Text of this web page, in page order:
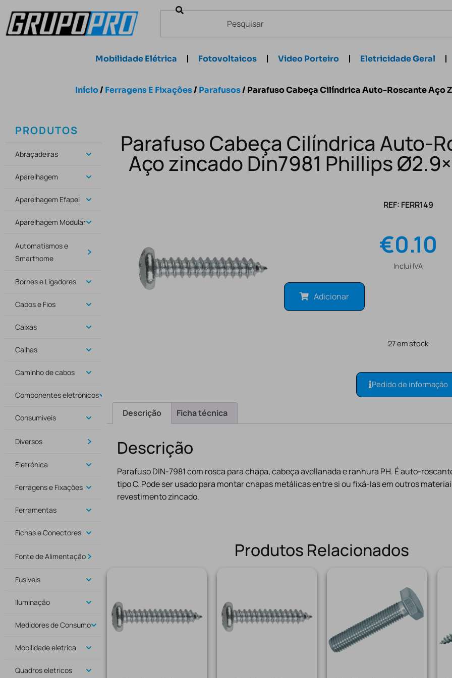
Mobilidade Elétrica Fotovoltaicos Video Porteiro Eletricidade Geral
Início/ Ferragens E Fixações/ Parafusos/ Parafuso Cabeça Cilíndrica Auto-Roscante Aço
PRODUTOS
Abraçadeiras
Aparelhagem
Aparelhagem Efapel
Aparelhagem Modular
Automatismos e
Smarthome
Bornes e Ligadores
Cabos e Fios
Caixas
Calhas
Caminho de cabos
Componentes eletrónicos
Consumiveis
Diversos
Eletrónica
Ferragens e Fixações
Ferramentas
Fichas e Conectores
Fonte de Alimentação
Fusiveis
Iluminação
Medidores de Consumo
Mobilidade eletrica
Quadros eletricos
Parafuso Cabeça Cilíndrica Auto-
Aço zincado Din7981 Phillips
REF: FERR149
€0.10
Inclui IVA
Adicionar
27 em stock
Pedido de informação
Descrição Ficha técnica
Descrição
Parafuso DIN-7981 com rosca para chapa, cabeça avellanada e ranhura PH. É auto-
tipo C. Pode ser usado para montar chapas metálicas entre si ou fixá-las em outros
revestimento zincado.
Produtos Relacionados